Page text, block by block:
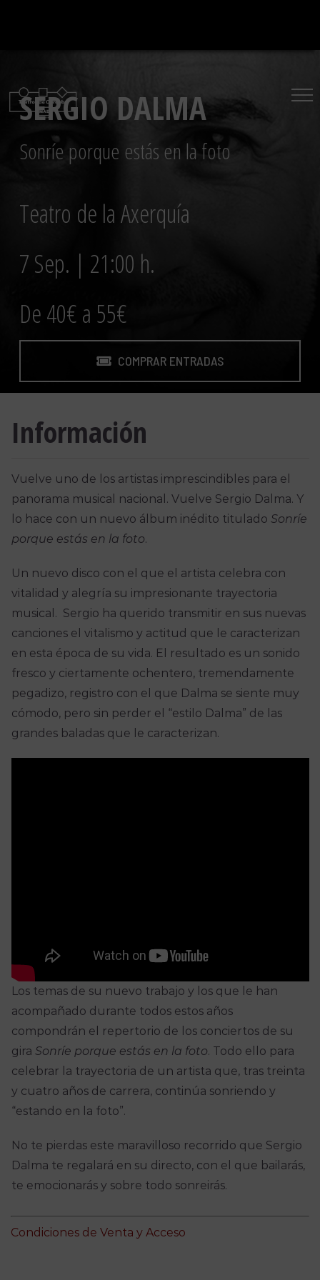
SERGIO DALMA
Sonríe porque estás en la foto
Teatro de la Axerquía
7 Sep. | 21:00 h.
De 40€ a 55€
COMPRAR ENTRADAS
Información
Vuelve uno de los artistas imprescindibles para el
panorama musical nacional. Vuelve Sergio Dalma. Y
lo hace con un nuevo álbum inédito titulado Sonríe
porque estás en la foto.
Un nuevo disco con el que el artista celebra con
vitalidad y alegría su impresionante trayectoria
musical. Sergio ha querido transmitir en sus nuevas
canciones el vitalismo y actitud que le caracterizan
en esta época de su vida. El resultado es un sonido
fresco y ciertamente ochentero, tremendamente
pegadizo, registro con el que Dalma se siente muy
cómodo, pero sin perder el “estilo Dalma” de las
grandes baladas que le caracterizan.
Los temas de su nuevo trabajo y los que le han
acompañado durante todos estos años
compondrán el repertorio de los conciertos de su
gira Sonríe porque estás en la foto. Todo ello para
celebrar la trayectoria de un artista que, tras treinta
y cuatro años de carrera, continúa sonriendo y
“estando en la foto”.
No te pierdas este maravilloso recorrido que Sergio
Dalma te regalará en su directo, con el que bailarás,
te emocionarás y sobre todo sonreirás.
Condiciones de Venta y Acceso